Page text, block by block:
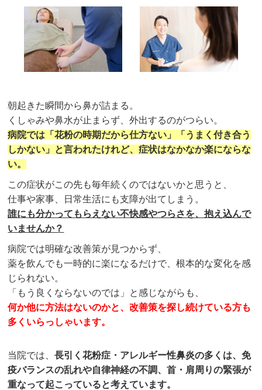
朝起きた瞬間から鼻が詰まる。
くしゃみや鼻水が止まらず、外出するのがつらい。
病院では「花粉の時期だから仕方ない」「うまく付き合う
しかない」と言われたけれど、症状はなかなか楽にならな
い。
この症状がこの先も毎年続くのではないかと思うと、
仕事や家事、日常生活にも支障が出てしまう。
誰にも分かってもらえない不快感やつらさを、抱え込んで
いませんか？
病院では明確な改善策が見つからず、
薬を飲んでも一時的に楽になるだけで、根本的な変化を感
じられない。
「もう良くならないのでは」と感じながらも、
何か他に方法はないのかと、改善策を探し続けている方も
多くいらっしゃいます。
当院では、長引く花粉症・アレルギー性鼻炎の多くは、免
疫バランスの乱れや自律神経の不調、首・肩周りの緊張が
重なって起こっていると考えています。